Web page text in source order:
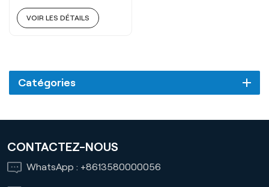
VOIR LES DÉTAILS
Catégories
CONTACTEZ-NOUS
WhatsApp : +8613580000056